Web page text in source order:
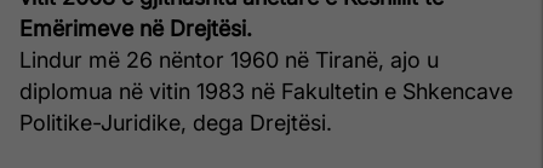
Emërimeve në Drejtësi.
Lindur më 26 nëntor 1960 në Tiranë, ajo u
diplomua në vitin 1983 në Fakultetin e Shkencave
Politike-Juridike, dega Drejtësi.